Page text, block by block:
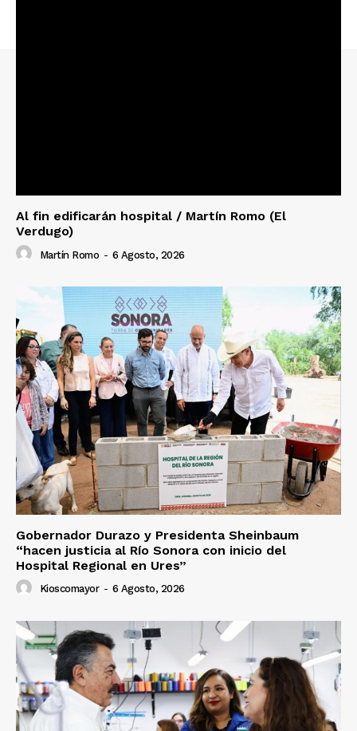
Al fin edificarán hospital / Martín Romo (El
Verdugo)
Martín Romo - 6 Agosto, 2026
Gobernador Durazo y Presidenta Sheinbaum
“hacen justicia al Río Sonora con inicio del
Hospital Regional en Ures”
Kioscomayor - 6 Agosto, 2026